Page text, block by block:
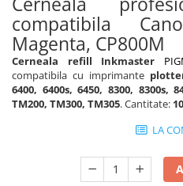
compatibila
Magenta, CP800M
Cerneala refill Inkmaster
compatibila cu imprimante
6400, 6400s, 6450, 8300, 8300s,
TM200, TM300, TM305. Cantitate:
LA